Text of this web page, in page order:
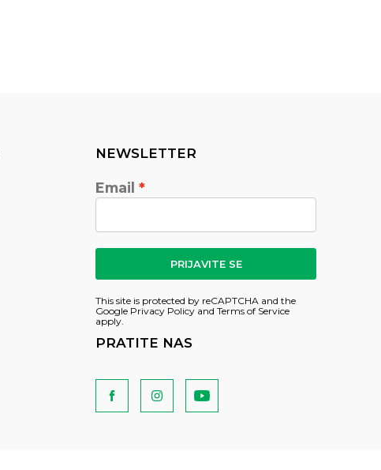
NEWSLETTER
Email
PRIJAVITE SE
This site is protected by reCAPTCHA and the
Google Privacy Policy and Terms of Service
apply.
PRATITE NAS